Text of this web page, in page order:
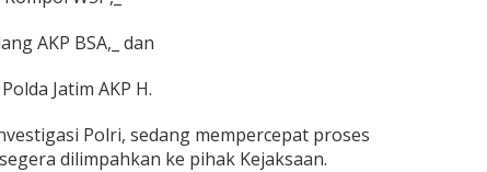
AKP BSA,_ dan
Jatim AKP H.
Polri, sedang mempercepat proses
dilimpahkan ke pihak Kejaksaan.